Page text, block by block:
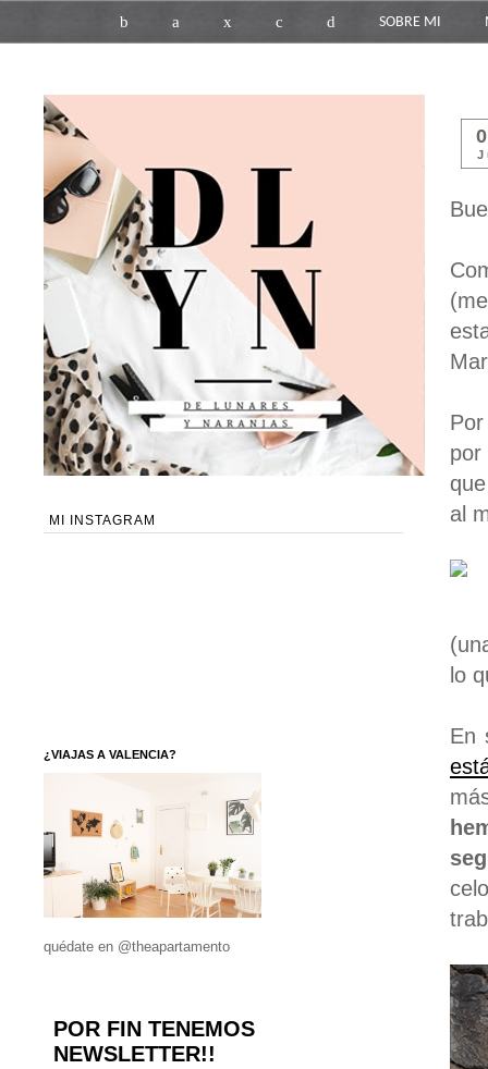
b a x c d SOBRE MI
al
lo
En
MI INSTAGRAM
¿VIAJAS A VALENCIA?
quédate en @theapartamento
POR FIN TENEMOS
NEWSLETTER!!